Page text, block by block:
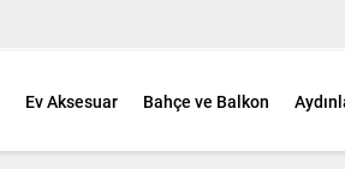
Ev Aksesuar Bahçe ve Balkon